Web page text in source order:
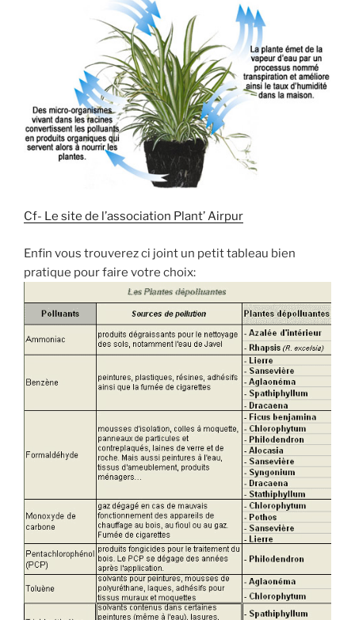
Cf- Le site de l’association Plant’ Airpur
Enfin vous trouverez ci joint un petit tableau bien
pratique pour faire votre choix: